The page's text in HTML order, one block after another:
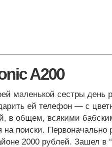
A200
маленькой сестры день
ей телефон — с
в общем, всякими
на поиски. Первоначально
2000 рублей. Зашел в